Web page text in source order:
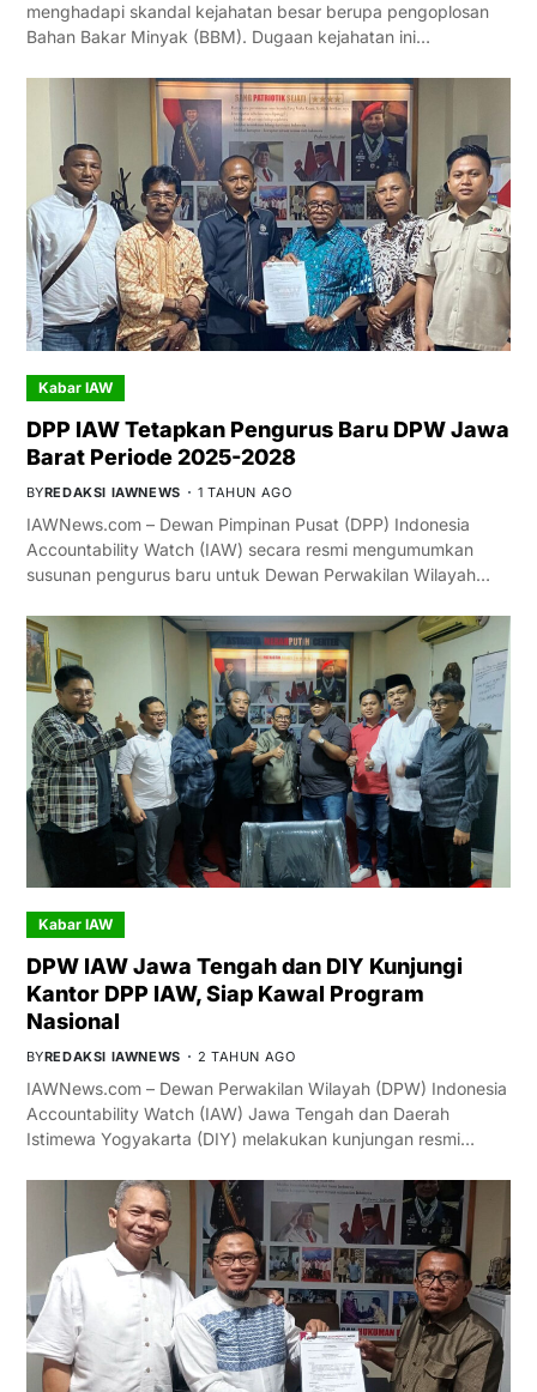
menghadapi skandal kejahatan besar berupa pengoplosan
Bahan Bakar Minyak (BBM). Dugaan kejahatan ini…
Kabar IAW
DPP IAW Tetapkan Pengurus Baru DPW Jawa
Barat Periode 2025-2028
BYREDAKSI IAWNEWS 1 TAHUN AGO
IAWNews.com – Dewan Pimpinan Pusat (DPP) Indonesia
Accountability Watch (IAW) secara resmi mengumumkan
susunan pengurus baru untuk Dewan Perwakilan Wilayah…
Kabar IAW
DPW IAW Jawa Tengah dan DIY Kunjungi
Kantor DPP IAW, Siap Kawal Program
Nasional
BYREDAKSI IAWNEWS 2 TAHUN AGO
IAWNews.com – Dewan Perwakilan Wilayah (DPW) Indonesia
Accountability Watch (IAW) Jawa Tengah dan Daerah
Istimewa Yogyakarta (DIY) melakukan kunjungan resmi…